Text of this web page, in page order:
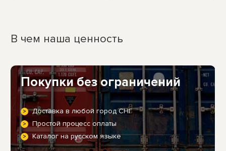
В чем наша ценность
Покупки без ограничений
Доставка в любой город СНГ
Простой процесс оплаты
Каталог на русском языке